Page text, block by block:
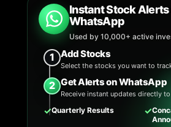
Instant Stock Alerts
WhatsApp
Used by 10,000+ active
1 Add Stocks
Select the stocks you want to
2 Get Alerts on WhatsApp
Receive instant updates directly
✓Quarterly Results ✓